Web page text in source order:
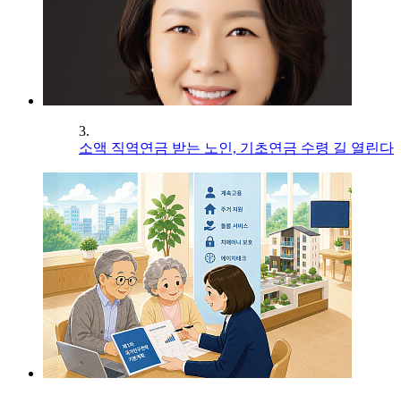
3.
소액 직역연금 받는 노인, 기초연금 수령 길 열린다